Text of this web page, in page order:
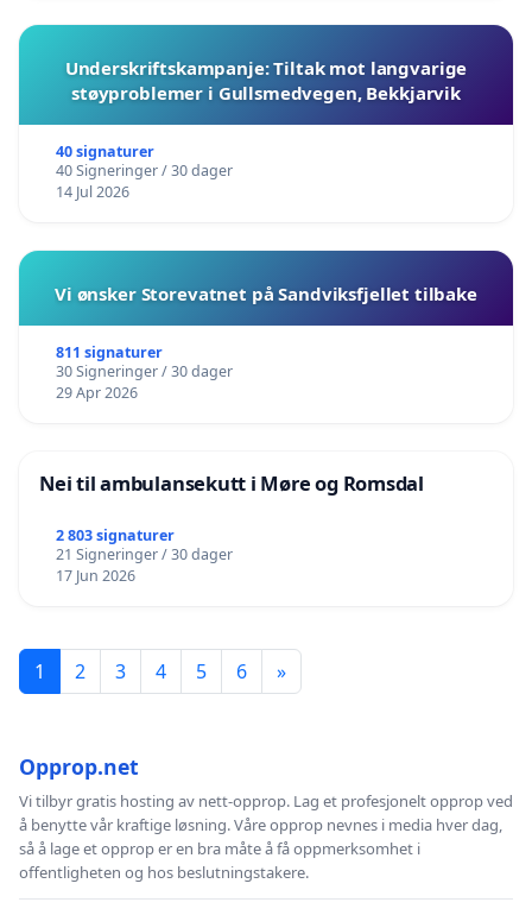
Underskriftskampanje: Tiltak mot langvarige
støyproblemer i Gullsmedvegen, Bekkjarvik
40 signaturer
40 Signeringer / 30 dager
14 Jul 2026
Vi ønsker Storevatnet på Sandviksfjellet tilbake
811 signaturer
30 Signeringer / 30 dager
29 Apr 2026
Nei til ambulansekutt i Møre og Romsdal
2 803 signaturer
21 Signeringer / 30 dager
17 Jun 2026
1 2 3 4 5 6 »
Opprop.net
Vi tilbyr gratis hosting av nett-opprop. Lag et profesjonelt opprop ved
å benytte vår kraftige løsning. Våre opprop nevnes i media hver dag,
så å lage et opprop er en bra måte å få oppmerksomhet i
offentligheten og hos beslutningstakere.